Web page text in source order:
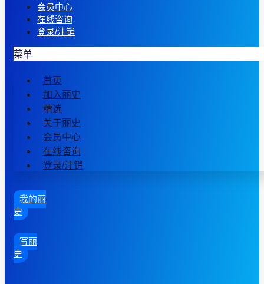
会员中心
在线咨询
登录/注销
菜单
首页
加入丽史
精选
关于丽史
会员中心
在线咨询
登录/注销
我的丽
史
写丽
史